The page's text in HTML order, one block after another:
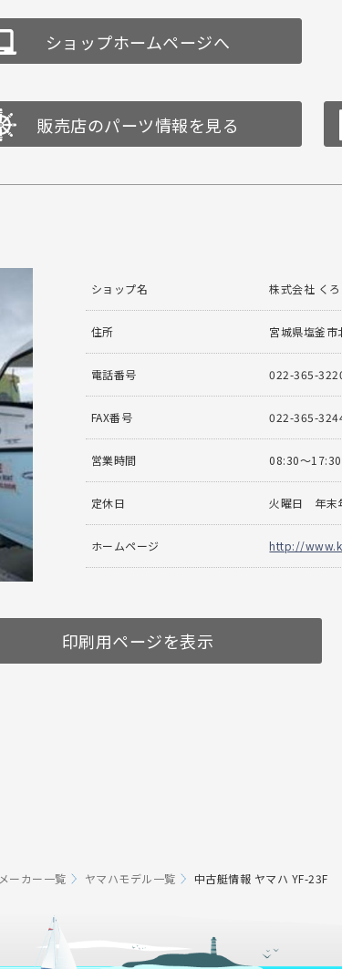
ショップホームページへ
販売店のパーツ情報を見る
ショップ名 株式会社 く
住所 宮城県塩釜
電話番号 022-365-
FAX番号 022-365-
営業時間 08:30〜17:30
定休日 火曜日 年末
ホームページ http://
印刷用ページを表示
メーカー一覧 ヤマハモデル一覧 中古艇情報 ヤマハ YF-23F